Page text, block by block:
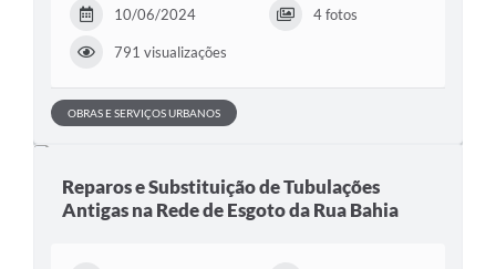
10/06/2024 4 fotos
791 visualizações
OBRAS E SERVIÇOS URBANOS
Reparos e Substituição de Tubulações
Antigas na Rede de Esgoto da Rua Bahia